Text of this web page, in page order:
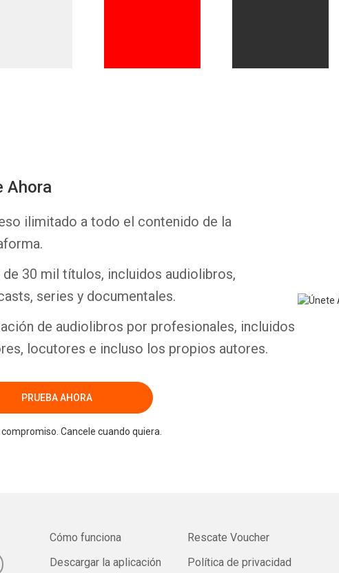
Ahora
ilimitado a todo el contenido de la
de 30 mil títulos, incluidos audiolibros,
series y documentales.
de audiolibros por profesionales, incluidos
locutores e incluso los propios autores.
PRUEBA AHORA
compromiso. Cancele cuando quiera.
Cómo funciona
Descargar la aplicación
Rescate Voucher
Política de privacidad